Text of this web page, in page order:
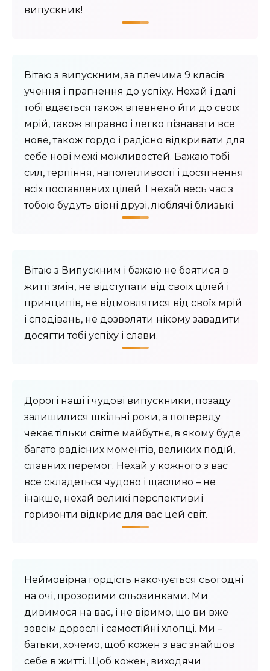
випускник!
Вітаю з випускним, за плечима 9 класів
учення і прагнення до успіху. Нехай і далі
тобі вдається також впевнено йти до своїх
мрій, також вправно і легко пізнавати все
нове, також гордо і радісно відкривати для
себе нові межі можливостей. Бажаю тобі
сил, терпіння, наполегливості і досягнення
всіх поставлених цілей. І нехай весь час з
тобою будуть вірні друзі, люблячі близькі.
Вітаю з Випускним і бажаю не боятися в
житті змін, не відступати від своїх цілей і
принципів, не відмовлятися від своїх мрій
і сподівань, не дозволяти нікому завадити
досягти тобі успіху і слави.
Дорогі наші і чудові випускники, позаду
залишилися шкільні роки, а попереду
чекає тільки світле майбутнє, в якому буде
багато радісних моментів, великих подій,
славних перемог. Нехай у кожного з вас
все складеться чудово і щасливо – не
інакше, нехай великі перспективиі
горизонти відкриє для вас цей світ.
Неймовірна гордість накочується сьогодні
на очі, прозорими сльозинками. Ми
дивимося на вас, і не віримо, що ви вже
зовсім дорослі і самостійні хлопці. Ми –
батьки, хочемо, щоб кожен з вас знайшов
себе в житті. Щоб кожен, виходячи